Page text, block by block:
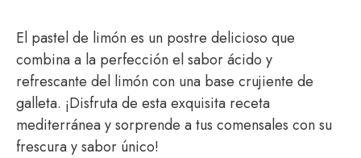
El pastel de limón es un postre delicioso que
combina a la perfección el sabor ácido y
refrescante del limón con una base crujiente de
galleta. ¡Disfruta de esta exquisita receta
mediterránea y sorprende a tus comensales con su
frescura y sabor único!